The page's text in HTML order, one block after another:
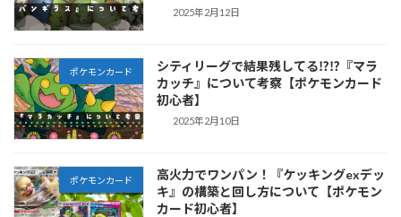
2025年2月12日
ポケモンカード
シティリーグで結果残してる⁉︎⁉︎『マラ
カッチ』について考察【ポケモンカード
初心者】
2025年2月10日
ポケモンカード
高火力でワンパン！『ケッキングexデッ
キ』の構築と回し方について【ポケモン
カード初心者】